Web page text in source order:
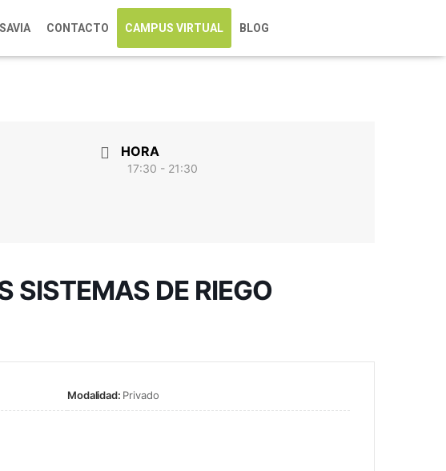
CONTACTO CAMPUS VIRTUAL BLOG
HORA
17:30 - 21:30
SISTEMAS DE RIEGO
Modalidad: Privado